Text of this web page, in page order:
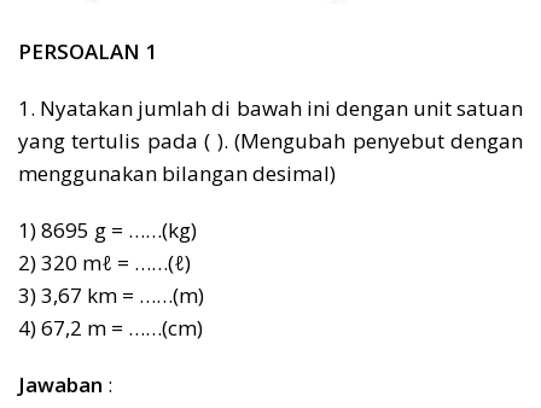
PERSOALAN 1
1. Nyatakan jumlah di bawah ini dengan unit satuan
yang tertulis pada ( ). (Mengubah penyebut dengan
menggunakan bilangan desimal)
1) 8695 g = ……(kg)
2) 320 mℓ = ……(ℓ)
3) 3,67 km = ……(m)
4) 67,2 m = ……(cm)
Jawaban :